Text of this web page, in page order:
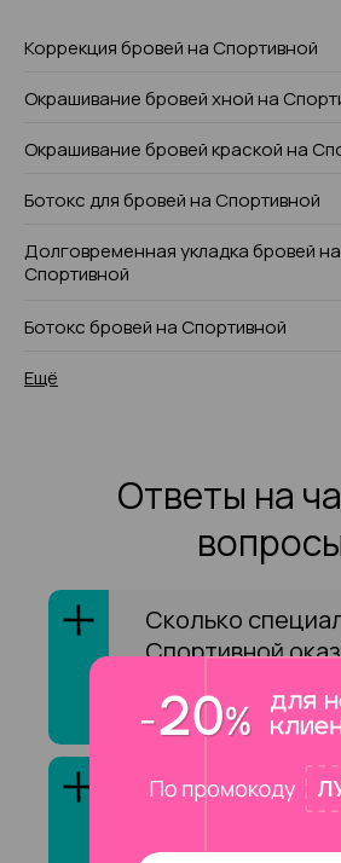
Коррекция бровей на Спортивной
Окрашивание бровей хной на
Окрашивание бровей краской на
Ботокс для бровей на Спортивной
Долговременная укладка бровей на
Спортивной
Ботокс бровей на Спортивной
Ещё
Ответы на
Сколько
Спортивной
услугу
бровей»?
Как выбрать
сфере
бровей»?